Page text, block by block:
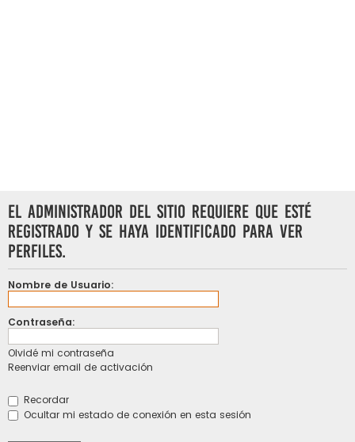
El administrador del sitio requiere que esté
registrado y se haya identificado para ver
perfiles.
Nombre de Usuario:
Contraseña:
Olvidé mi contraseña
Reenviar email de activación
Recordar
Ocultar mi estado de conexión en esta sesión